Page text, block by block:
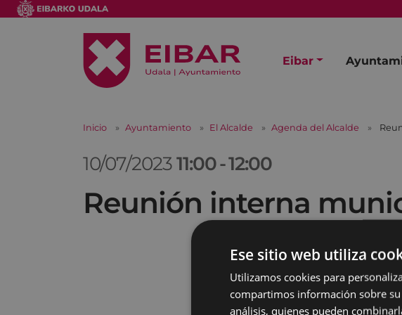
Eibar
Inicio Ayuntamiento El Alcalde Agenda del Alcalde
10/07/202311:00-12:00
Reunión interna
Ese sitio web utiliza
Utilizamos cookies para
compartimos información sobre
análisis, quienes pueden